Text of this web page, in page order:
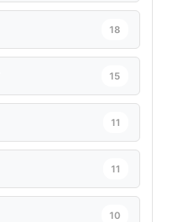
18
15
11
11
10